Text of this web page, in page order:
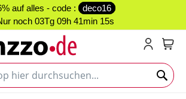
auf alles - code :
deco16
noch 03Tg 09h 41min 15s